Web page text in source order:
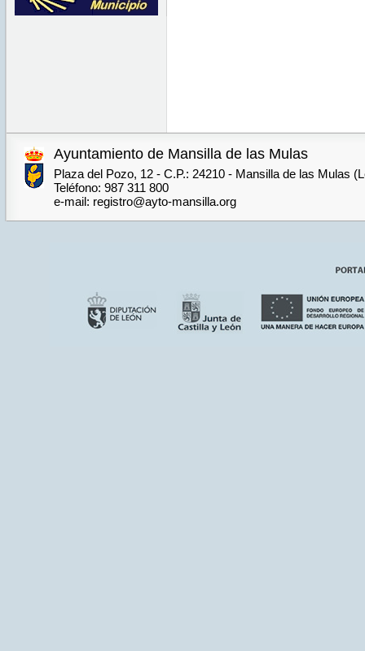
Ayuntamiento de Mansilla de las Mulas
Plaza del Pozo, 12 - C.P.: 24210 - Mansilla de las Mulas
Teléfono: 987 311 800
e-mail: registro@ayto-mansilla.org